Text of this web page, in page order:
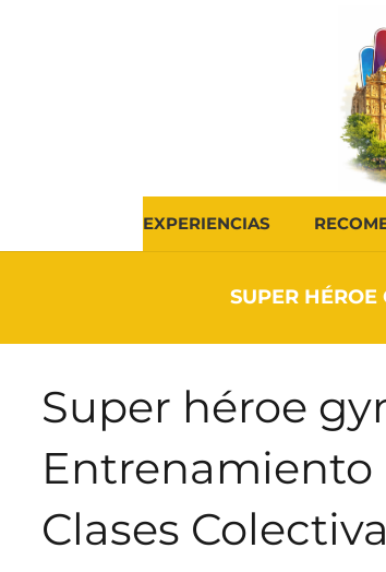
EXPERIENCIAS
SUPER
Super héroe
Entrenamiento
Clases